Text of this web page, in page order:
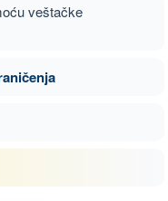
veštačke